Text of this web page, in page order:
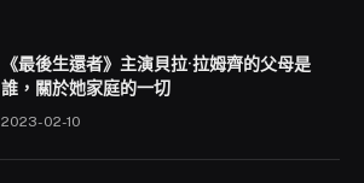
《最後生還者》主演貝拉·拉姆齊的父母是
誰，關於她家庭的一切
2023-02-10